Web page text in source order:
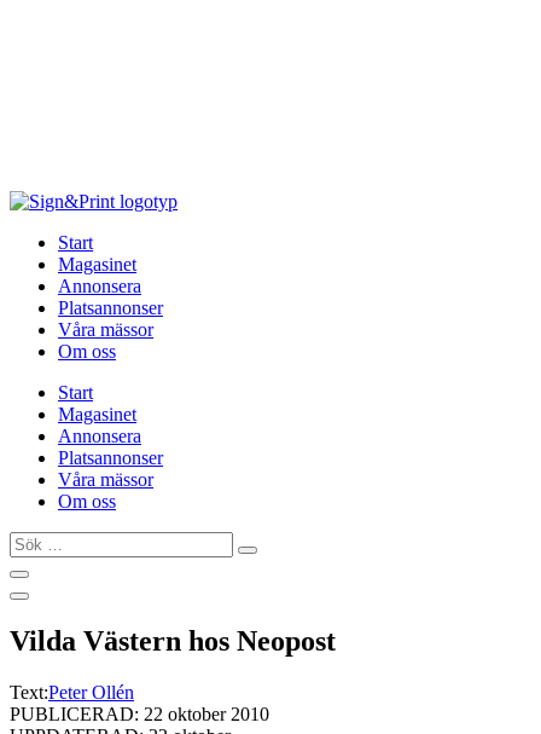
Start
Magasinet
Annonsera
Platsannonser
Våra mässor
Om oss
Start
Magasinet
Annonsera
Platsannonser
Våra mässor
Om oss
Sök
…
Vilda Västern hos Neopost
Text:Peter Ollén
PUBLICERAD: 22 oktober 2010